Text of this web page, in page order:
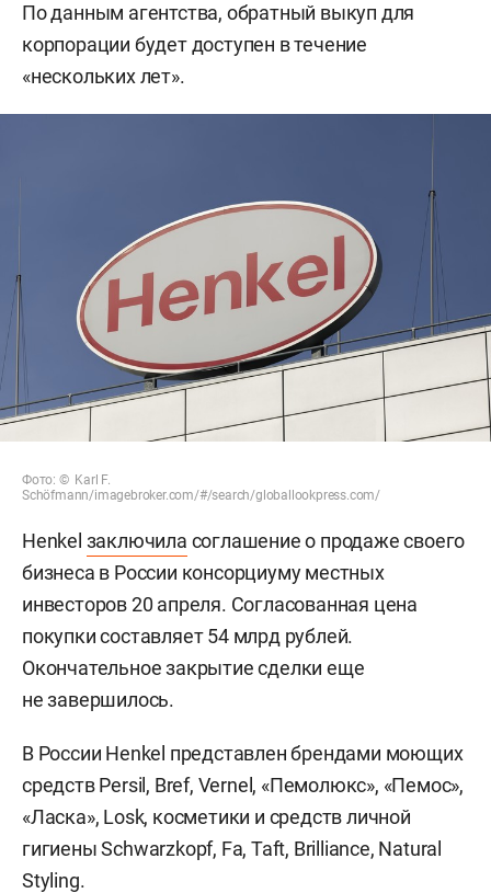
По данным агентства, обратный выкуп для
корпорации будет доступен в течение
«нескольких лет».
Фото: © Karl F.
Schöfmann/imagebroker.com/#/search/globallookpress.com/
Henkel заключила соглашение о продаже своего
бизнеса в России консорциуму местных
инвесторов 20 апреля. Согласованная цена
покупки составляет 54 млрд рублей.
Окончательное закрытие сделки еще
не завершилось.
В России Henkel представлен брендами моющих
средств Persil, Bref, Vernel, «Пемолюкс», «Пемос»,
«Ласка», Losk, косметики и средств личной
гигиены Schwarzkopf, Fa, Taft, Brilliance, Natural
Styling.